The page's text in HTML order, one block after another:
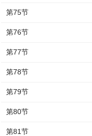
第75节
第76节
第77节
第78节
第79节
第80节
第81节